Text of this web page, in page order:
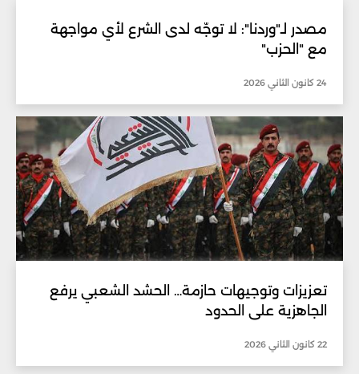
مصدر لـ"وردنا": لا توجّه لدى الشرع لأي مواجهة
مع "الحزب"
24 كانون الثاني 2026
تعزيزات وتوجيهات حازمة… الحشد الشعبي يرفع
الجاهزية على الحدود
22 كانون الثاني 2026